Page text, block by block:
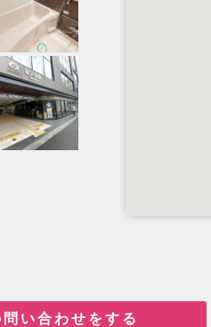
い合わせをする